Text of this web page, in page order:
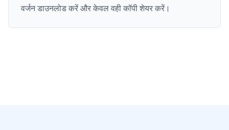
वर्जन डाउनलोड करें और केवल वही कॉपी शेयर करें।